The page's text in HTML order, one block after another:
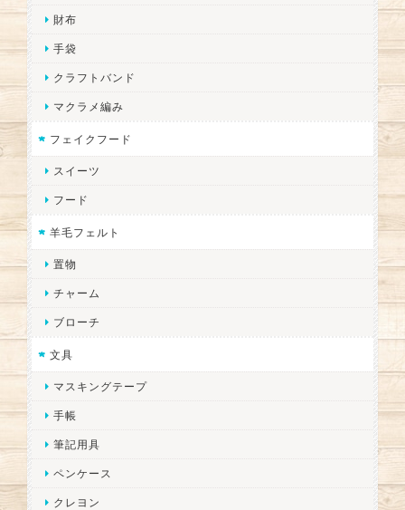
財布
手袋
クラフトバンド
マクラメ編み
フェイクフード
スイーツ
フード
羊毛フェルト
置物
チャーム
ブローチ
文具
マスキングテープ
手帳
筆記用具
ペンケース
クレヨン